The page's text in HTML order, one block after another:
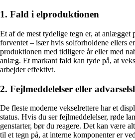
1. Fald i elproduktionen
Et af de mest tydelige tegn er, at anlægget
forventet – især hvis solforholdene ellers
produktionen med tidligere år eller med
anlæg. Et markant fald kan tyde på, at
arbejder effektivt.
2. Fejlmeddelelser eller
De fleste moderne vekselrettere har et
status. Hvis du ser fejlmeddelelser, røde
genstarter, bør du reagere. Det kan være
til et tegn på, at interne komponenter er